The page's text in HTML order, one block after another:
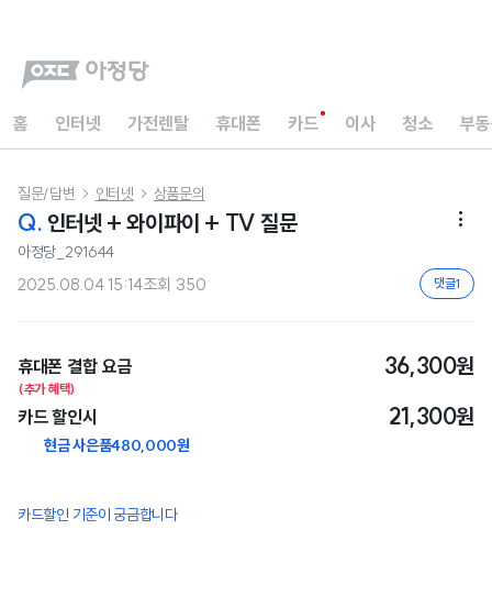
홈 인터넷 가전렌탈 휴대폰 카드 이사 청소 부
질문/답변  인터넷  상품문의
Q. 인터넷 + 와이파이 + TV 질문 
아정당_291644
2025.08.04 15:14조회 350 댓글1
휴대폰 결합 요금
(추가 혜택)
36,300원
카드 할인시 21,300원
현금 사은품480,000원
카드할인 기준이 궁금합니다